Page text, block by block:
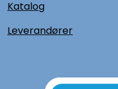
Katalog
Leverandører